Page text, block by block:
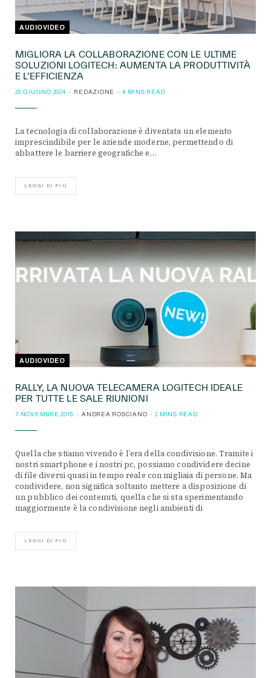
AUDIOVIDEO
MIGLIORA LA COLLABORAZIONE CON LE ULTIME
SOLUZIONI LOGITECH: AUMENTA LA PRODUTTIVITÀ
E L’EFFICIENZA
28 GIUGNO 2024 REDAZIONE 4 MINS READ
La tecnologia di collaborazione è diventata un elemento
imprescindibile per le aziende moderne, permettendo di
abbattere le barriere geografiche e…
LEGGI DI PIÙ
AUDIOVIDEO
RALLY, LA NUOVA TELECAMERA LOGITECH IDEALE
PER TUTTE LE SALE RIUNIONI
7 NOVEMBRE 2018 ANDREA ROSCIANO 2 MINS READ
Quella che stiamo vivendo è l’era della condivisione. Tramite i
nostri smartphone e i nostri pc, possiamo condividere decine
di file diversi quasi in tempo reale con migliaia di persone. Ma
condividere, non significa soltanto mettere a disposizione di
un pubblico dei contenuti, quella che si sta sperimentando
maggiormente è la condivisione negli ambienti di
LEGGI DI PIÙ